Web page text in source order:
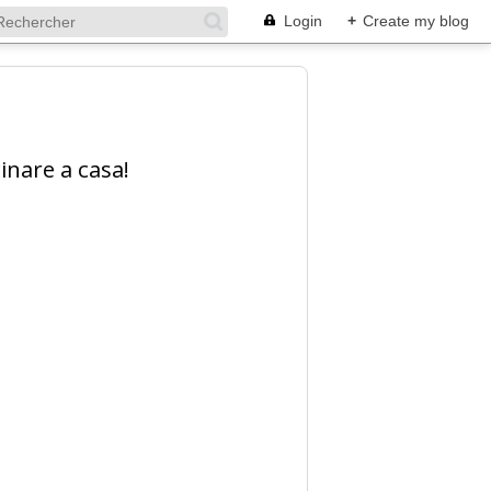
Login + Create my blog
a casa!